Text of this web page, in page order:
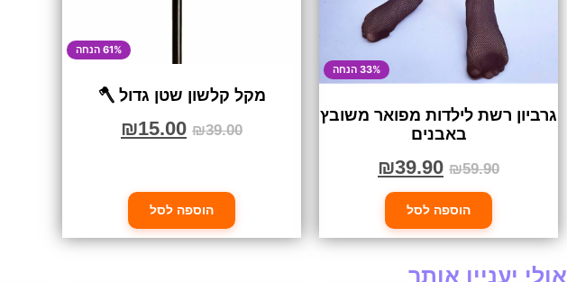
33% הנחה
גרביון רשת לילדות מפואר משובץ
באבנים
₪59.90
₪39.90
הוספה לסל
61% הנחה
מקל קלשון שטן גדול 🪓
₪39.00
₪15.00
הוספה לסל
אולי יעניין אותך